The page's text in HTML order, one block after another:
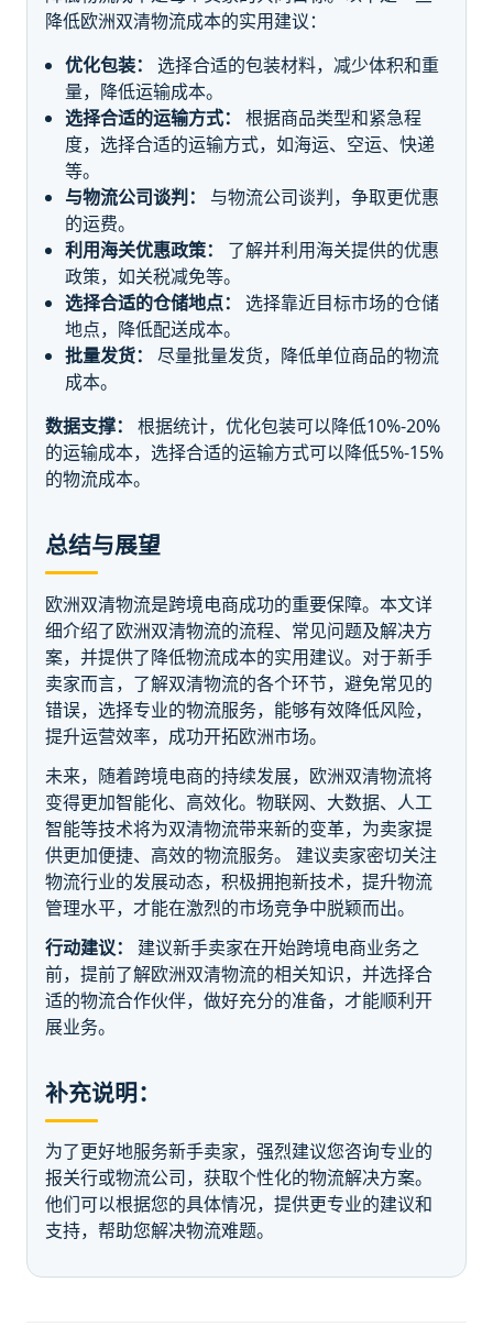
降低欧洲双清物流成本的实用建议：
优化包装：
选择合适的包装材料，减少体积和重
量，降低运输成本。
选择合适的运输方式：
根据商品类型和紧急程
度，选择合适的运输方式，如海运、空运、快递
等。
与物流公司谈判：
与物流公司谈判，争取更优惠
的运费。
利用海关优惠政策：
了解并利用海关提供的优惠
政策，如关税减免等。
选择合适的仓储地点：
选择靠近目标市场的仓储
地点，降低配送成本。
批量发货：
尽量批量发货，降低单位商品的物流
成本。
数据支撑：
根据统计，优化包装可以降低10%-20%
的运输成本，选择合适的运输方式可以降低5%-15%
的物流成本。
总结与展望
欧洲双清物流是跨境电商成功的重要保障。本文详
细介绍了欧洲双清物流的流程、常见问题及解决方
案，并提供了降低物流成本的实用建议。对于新手
卖家而言，了解双清物流的各个环节，避免常见的
错误，选择专业的物流服务，能够有效降低风险，
提升运营效率，成功开拓欧洲市场。
未来，随着跨境电商的持续发展，欧洲双清物流将
变得更加智能化、高效化。物联网、大数据、人工
智能等技术将为双清物流带来新的变革，为卖家提
供更加便捷、高效的物流服务。 建议卖家密切关注
物流行业的发展动态，积极拥抱新技术，提升物流
管理水平，才能在激烈的市场竞争中脱颖而出。
行动建议：
建议新手卖家在开始跨境电商业务之
前，提前了解欧洲双清物流的相关知识，并选择合
适的物流合作伙伴，做好充分的准备，才能顺利开
展业务。
补充说明：
为了更好地服务新手卖家，强烈建议您咨询专业的
报关行或物流公司，获取个性化的物流解决方案。
他们可以根据您的具体情况，提供更专业的建议和
支持，帮助您解决物流难题。